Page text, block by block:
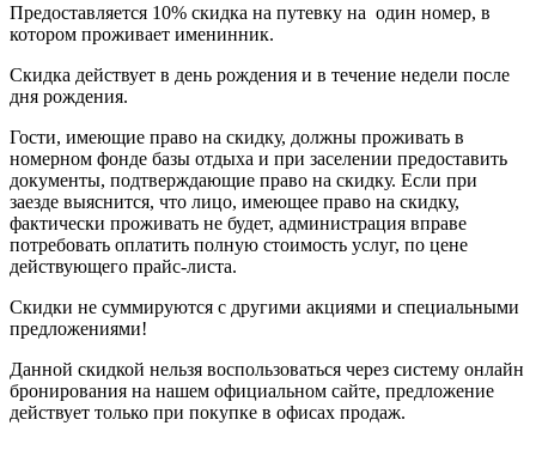
Предоставляется 10% скидка на путевку на один номер, в
котором проживает именинник.
Скидка действует в день рождения и в течение недели после
дня рождения.
Гости, имеющие право на скидку, должны проживать в
номерном фонде базы отдыха и при заселении предоставить
документы, подтверждающие право на скидку. Если при
заезде выяснится, что лицо, имеющее право на скидку,
фактически проживать не будет, администрация вправе
потребовать оплатить полную стоимость услуг, по цене
действующего прайс-листа.
Скидки не суммируются с другими акциями и специальными
предложениями!
Данной скидкой нельзя воспользоваться через систему онлайн
бронирования на нашем официальном сайте, предложение
действует только при покупке в офисах продаж.